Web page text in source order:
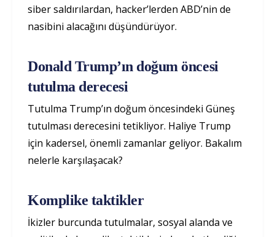
siber saldırılardan, hacker’lerden ABD’nin de
nasibini alacağını düşündürüyor.
Donald Trump’ın doğum öncesi
tutulma derecesi
Tutulma Trump’ın doğum öncesindeki Güneş
tutulması derecesini tetikliyor. Haliye Trump
için kadersel, önemli zamanlar geliyor. Bakalım
nelerle karşılaşacak?
Komplike taktikler
İkizler burcunda tutulmalar, sosyal alanda ve